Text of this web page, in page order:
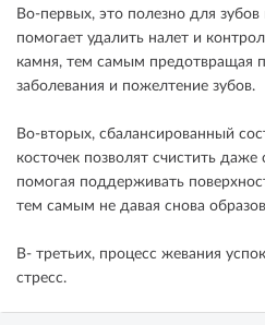
Во-первых, это полезно для
помогает удалить налет и
камня, тем самым предотвращая
заболевания и пожелтение зубов.
Во-вторых, сбалансированный
косточек позволят счистить
помогая поддерживать
тем самым не давая снова
В- третьих, процесс жевания
стресс.